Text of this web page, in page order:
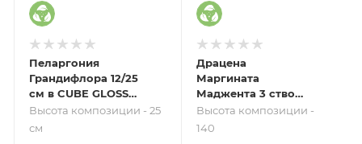
Пеларгония
Грандифлора 12/25
см в CUBE GLOSSY
14
Высота композиции - 25
см
Драцена
Маргината
Маджента 3 ствола
21/110 см в CUBICO
COLOR 30
Высота композиции -
140